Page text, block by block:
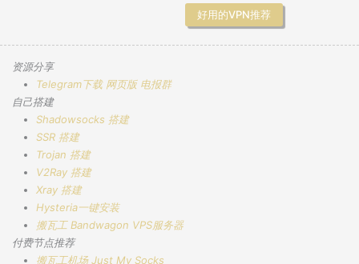
好用的VPN推荐
资源分享
Telegram下载 网页版 电报群
自己搭建
Shadowsocks 搭建
SSR 搭建
Trojan 搭建
V2Ray 搭建
Xray 搭建
Hysteria一键安装
搬瓦工 Bandwagon VPS服务器
付费节点推荐
搬瓦工机场 Just My Socks